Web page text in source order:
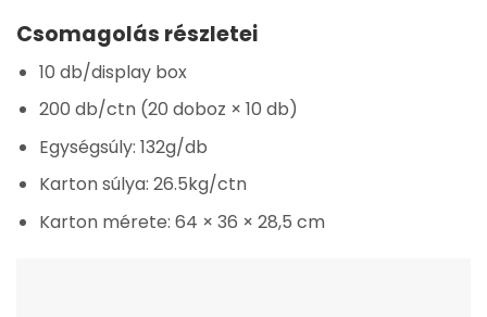
Csomagolás részletei
10 db/display box
200 db/ctn (20 doboz × 10 db)
Egységsúly: 132g/db
Karton súlya: 26.5kg/ctn
Karton mérete: 64 × 36 × 28,5 cm